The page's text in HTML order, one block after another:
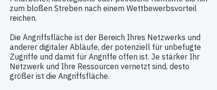
zum bloßen Streben nach einem Wettbewerbsvorteil
reichen.
Die Angriffsfläche ist der Bereich Ihres Netzwerks und
anderer digitaler Abläufe, der potenziell für unbefugte
Zugriffe und damit für Angriffe offen ist. Je stärker Ihr
Netzwerk und Ihre Ressourcen vernetzt sind, desto
größer ist die Angriffsfläche.